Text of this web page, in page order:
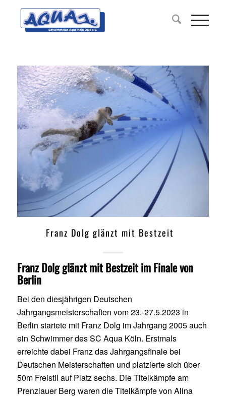
Franz Dolg glänzt mit Bestzeit
Franz Dolg glänzt mit Bestzeit im Finale von
Berlin
Bei den diesjährigen Deutschen
Jahrgangsmeisterschaften vom 23.-27.5.2023 in
Berlin startete mit Franz Dolg im Jahrgang 2005 auch
ein Schwimmer des SC Aqua Köln. Erstmals
erreichte dabei Franz das Jahrgangsfinale bei
Deutschen Meisterschaften und platzierte sich über
50m Freistil auf Platz sechs. Die Titelkämpfe am
Prenzlauer Berg waren die Titelkämpfe von Alina